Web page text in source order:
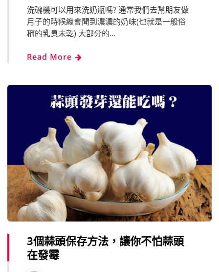
洗碗機可以用來洗奶瓶嗎? 通常我們去幫朋友做
月子的時候總會聞到濃濃的奶味(也就是一般俗
稱的乳臭未乾) 大部分的…
Read More
3個蒜頭保存方法，讓你不怕蒜頭
在發霉